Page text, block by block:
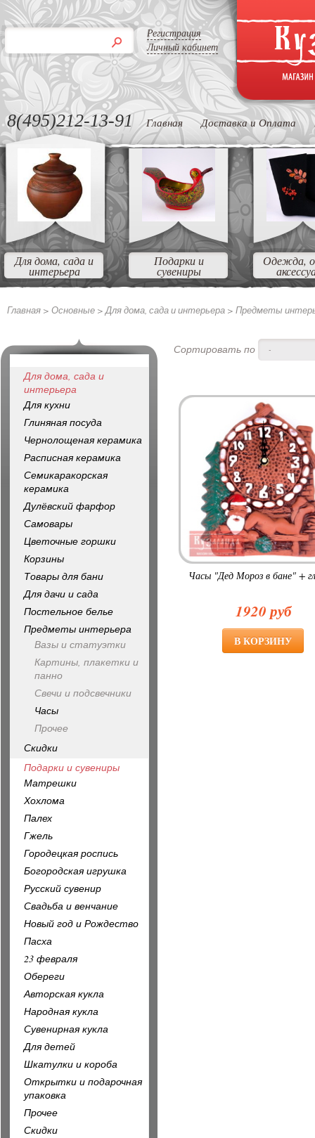
Регистрация
Личный кабинет
8(495)212-13-91 Главная Доставка и Оплата
Для дома, сада и
интерьера
Подарки и
сувениры
Одежда,
Главная > Основные >Для дома, сада и интерьера > Предметы
Сортировать по -
Часы "Дед Мороз в бане" +
1920 руб
Для дома, сада и
интерьера
Для кухни
Глиняная посуда
Чернолощеная керамика
Расписная керамика
Семикаракорская
керамика
Дулёвский фарфор
Самовары
Цветочные горшки
Корзины
Товары для бани
Для дачи и сада
Постельное белье
Предметы интерьера
Вазы и статуэтки
Картины, плакетки и
панно
Свечи и подсвечники
Часы
Прочее
Скидки
Подарки и сувениры
Матрешки
Хохлома
Палех
Гжель
Городецкая роспись
Богородская игрушка
Русский сувенир
Свадьба и венчание
Новый год и Рождество
Пасха
23 февраля
Обереги
Авторская кукла
Народная кукла
Сувенирная кукла
Для детей
Шкатулки и короба
Открытки и подарочная
упаковка
Прочее
Скидки